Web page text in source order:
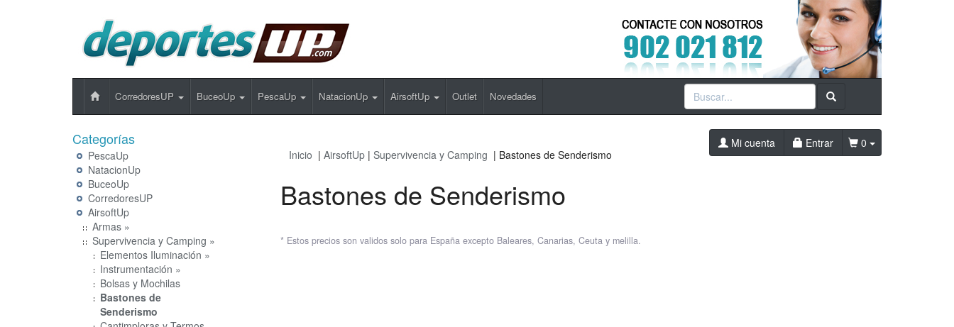
CorredoresUP BuceoUp PescaUp NatacionUp AirsoftUp Outlet Novedades
Categorías
PescaUp
NatacionUp
BuceoUp
CorredoresUP
AirsoftUp
Armas »
Supervivencia y Camping »
Elementos Iluminación »
Instrumentación »
Bolsas y Mochilas
Bastones de
Senderismo
Mi cuenta Entrar
0
Inicio | AirsoftUp| Supervivencia y Camping | Bastones de Senderismo
Bastones de Senderismo
* Estos precios son validos solo para España excepto Baleares, Canarias, Ceuta y melilla.